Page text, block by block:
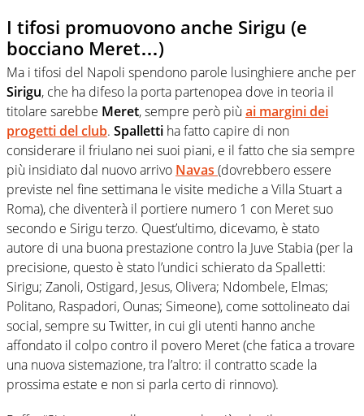
I tifosi promuovono anche Sirigu (e
bocciano Meret…)
Ma i tifosi del Napoli spendono parole lusinghiere anche per
Sirigu, che ha difeso la porta partenopea dove in teoria il
titolare sarebbe Meret, sempre però più ai margini dei
progetti del club. Spalletti ha fatto capire di non
considerare il friulano nei suoi piani, e il fatto che sia sempre
più insidiato dal nuovo arrivo Navas (dovrebbero essere
previste nel fine settimana le visite mediche a Villa Stuart a
Roma), che diventerà il portiere numero 1 con Meret suo
secondo e Sirigu terzo. Quest’ultimo, dicevamo, è stato
autore di una buona prestazione contro la Juve Stabia (per la
precisione, questo è stato l’undici schierato da Spalletti:
Sirigu; Zanoli, Ostigard, Jesus, Olivera; Ndombele, Elmas;
Politano, Raspadori, Ounas; Simeone), come sottolineato dai
social, sempre su Twitter, in cui gli utenti hanno anche
affondato il colpo contro il povero Meret (che fatica a trovare
una nuova sistemazione, tra l’altro: il contratto scade la
prossima estate e non si parla certo di rinnovo).